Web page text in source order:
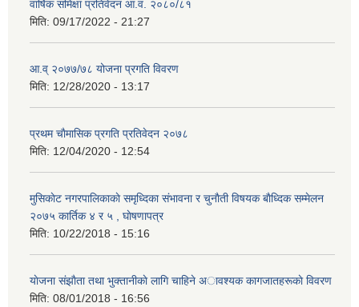
वार्षिक समिक्षा प्रतिवेदन आ.व. २०८०/८१
मिति: 09/17/2022 - 21:27
आ.व् २०७७/७८ योजना प्रगति विवरण
मिति: 12/28/2020 - 13:17
प्रथम चाैमासिक प्रगति प्रतिवेदन २०७८
मिति: 12/04/2020 - 12:54
मुसिकाेट नगरपालिकाकाे समृध्दिका संभावना र चुनाैती विषयक बाैध्दिक सम्मेलन
२०७५ कार्तिक ४ र ५ , घाेषणापत्र
मिति: 10/22/2018 - 15:16
याेजना संझाैता तथा भुक्तानीकाे लागि चाहिने अावश्यक कागजातहरूकाे विवरण
मिति: 08/01/2018 - 16:56